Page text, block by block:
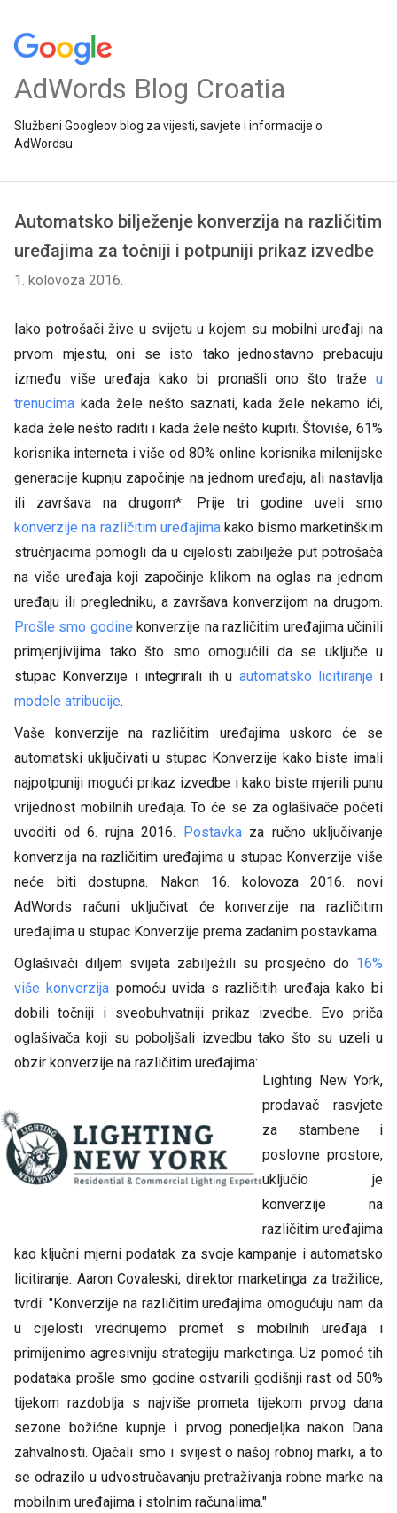
AdWords Blog Croatia
Službeni Googleov blog za vijesti, savjete i informacije o
AdWordsu
Automatsko bilježenje konverzija na različitim
uređajima za točniji i potpuniji prikaz izvedbe
1. kolovoza 2016.
Iako potrošači žive u svijetu u kojem su mobilni uređaji na
prvom mjestu, oni se isto tako jednostavno prebacuju
između više uređaja kako bi pronašli ono što traže u
trenucima kada žele nešto saznati, kada žele nekamo ići,
kada žele nešto raditi i kada žele nešto kupiti. Štoviše, 61%
korisnika interneta i više od 80% online korisnika milenijske
generacije kupnju započinje na jednom uređaju, ali nastavlja
ili završava na drugom*. Prije tri godine uveli smo
konverzije na različitim uređajima kako bismo marketinškim
stručnjacima pomogli da u cijelosti zabilježe put potrošača
na više uređaja koji započinje klikom na oglas na jednom
uređaju ili pregledniku, a završava konverzijom na drugom.
Prošle smo godine konverzije na različitim uređajima učinili
primjenjivijima tako što smo omogućili da se uključe u
stupac Konverzije i integrirali ih u automatsko licitiranje i
modele atribucije.
Vaše konverzije na različitim uređajima uskoro će se
automatski uključivati u stupac Konverzije kako biste imali
najpotpuniji mogući prikaz izvedbe i kako biste mjerili punu
vrijednost mobilnih uređaja. To će se za oglašivače početi
uvoditi od 6. rujna 2016. Postavkaza ručno uključivanje
konverzija na različitim uređajima u stupac Konverzije više
neće biti dostupna. Nakon 16. kolovoza 2016. novi
AdWords računi uključivat će konverzije na različitim
uređajima u stupac Konverzije prema zadanim postavkama.
Oglašivači diljem svijeta zabilježili su prosječno do 16%
više konverzija pomoću uvida s različitih uređaja kako bi
dobili točniji i sveobuhvatniji prikaz izvedbe. Evo priča
oglašivača koji su poboljšali izvedbu tako što su uzeli u
obzir konverzije na različitim uređajima:
Lighting New York,
prodavač rasvjete
za stambene i
poslovne prostore,
uključio je
konverzije na
različitim uređajima
kao ključni mjerni podatak za svoje kampanje i automatsko
licitiranje. Aaron Covaleski, direktor marketinga za tražilice,
tvrdi: "Konverzije na različitim uređajima omogućuju nam da
u cijelosti vrednujemo promet s mobilnih uređaja i
primijenimo agresivniju strategiju marketinga. Uz pomoć tih
podataka prošle smo godine ostvarili godišnji rast od 50%
tijekom razdoblja s najviše prometa tijekom prvog dana
sezone božićne kupnje i prvog ponedjeljka nakon Dana
zahvalnosti. Ojačali smo i svijest o našoj robnoj marki, a to
se odrazilo u udvostručavanju pretraživanja robne marke na
mobilnim uređajima i stolnim računalima."